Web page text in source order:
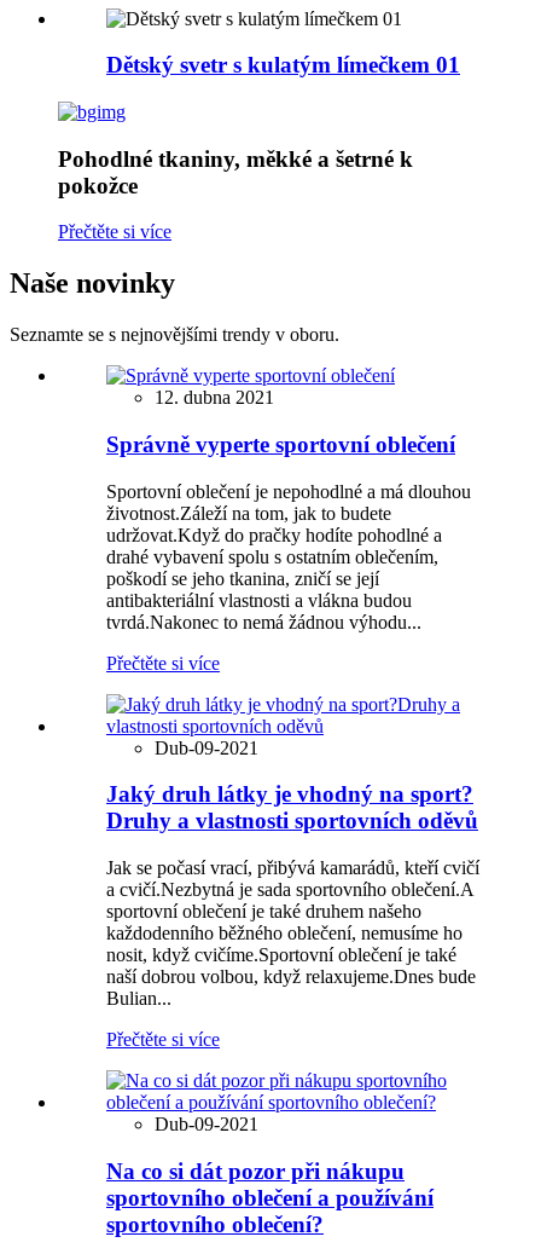
Dětský svetr s kulatým límečkem 01
Pohodlné tkaniny, měkké a šetrné k
pokožce
Přečtěte si více
Naše novinky
Seznamte se s nejnovějšími trendy v oboru.
12. dubna 2021
Správně vyperte sportovní oblečení
Sportovní oblečení je nepohodlné a má dlouhou
životnost.Záleží na tom, jak to budete
udržovat.Když do pračky hodíte pohodlné a
drahé vybavení spolu s ostatním oblečením,
poškodí se jeho tkanina, zničí se její
antibakteriální vlastnosti a vlákna budou
tvrdá.Nakonec to nemá žádnou výhodu...
Přečtěte si více
Dub-09-2021
Jaký druh látky je vhodný na sport?
Druhy a vlastnosti sportovních oděvů
Jak se počasí vrací, přibývá kamarádů, kteří cvičí
a cvičí.Nezbytná je sada sportovního oblečení.A
sportovní oblečení je také druhem našeho
každodenního běžného oblečení, nemusíme ho
nosit, když cvičíme.Sportovní oblečení je také
naší dobrou volbou, když relaxujeme.Dnes bude
Bulian...
Přečtěte si více
Dub-09-2021
Na co si dát pozor při nákupu
sportovního oblečení a používání
sportovního oblečení?